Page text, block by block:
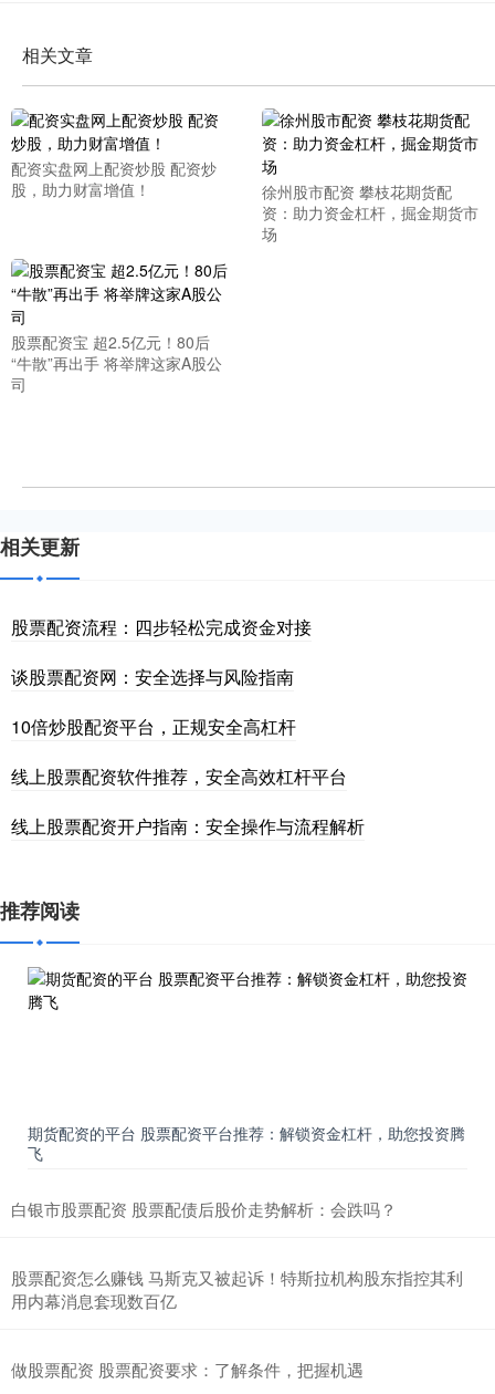
相关文章
配资实盘网上配资炒股 配资炒
股，助力财富增值！
徐州股市配资 攀枝花期货配
资：助力资金杠杆，掘金期货市
场
股票配资宝 超2.5亿元！80后
“牛散”再出手 将举牌这家A股公
司
相关更新
股票配资流程：四步轻松完成资金对接
谈股票配资网：安全选择与风险指南
10倍炒股配资平台，正规安全高杠杆
线上股票配资软件推荐，安全高效杠杆平台
线上股票配资开户指南：安全操作与流程解析
推荐阅读
期货配资的平台 股票配资平台推荐：解锁资金杠杆，助您投资腾
飞
白银市股票配资 股票配债后股价走势解析：会跌吗？
股票配资怎么赚钱 马斯克又被起诉！特斯拉机构股东指控其利
用内幕消息套现数百亿
做股票配资 股票配资要求：了解条件，把握机遇